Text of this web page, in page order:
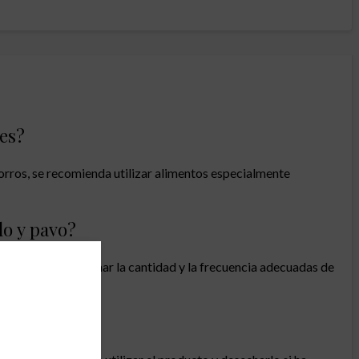
se recomienda utilizar alimentos especialmente
y pavo?
para determinar la cantidad y la frecuencia adecuadas de